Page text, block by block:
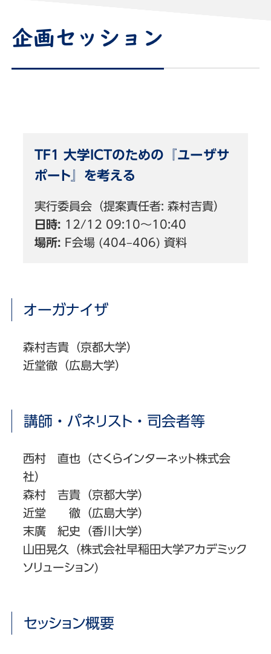
企画セッション
TF1 大学ICTのための『ユーザサ
ポート』を考える
実行委員会（提案責任者: 森村吉貴）
日時: 12/12 09:10〜10:40
場所: F会場 (404–406) 資料
オーガナイザ
森村吉貴（京都大学）
近堂徹（広島大学）
講師・パネリスト・司会者等
西村 直也（さくらインターネット株式会
社）
森村 吉貴（京都大学）
近堂 徹（広島大学）
末廣 紀史（香川大学）
山田晃久（株式会社早稲田大学アカデミック
ソリューション)
セッション概要